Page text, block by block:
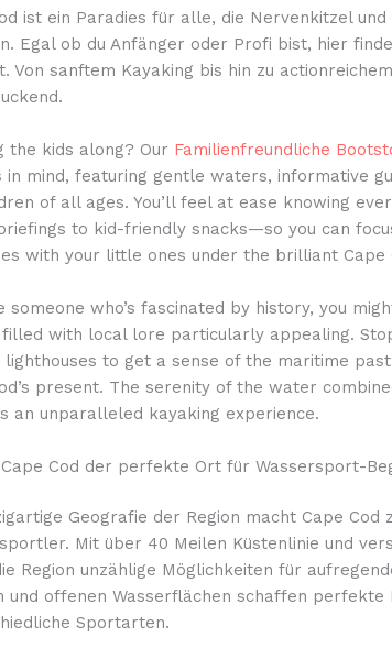
ist ein Paradies für alle, die Nervenkitzel
Egal ob du Anfänger oder Profi bist, hier
Von sanftem Kayaking bis hin zu
the kids along? Our Familienfreundliche
in mind, featuring gentle waters, informative
of all ages. You’ll feel at ease knowing
to kid-friendly snacks—so you can
with your little ones under the brilliant Cape
someone who’s fascinated by history, you
with local lore particularly appealing.
lighthouses to get a sense of the maritime
present. The serenity of the water
an unparalleled kayaking experience.
Cape Cod der perfekte Ort für Wassersport-
Geografie der Region macht Cape Cod
Mit über 40 Meilen Küstenlinie und
Region unzählige Möglichkeiten für
und offenen Wasserflächen schaffen perfekte
Sportarten.